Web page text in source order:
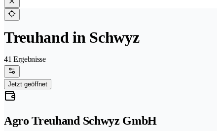
Treuhand in Schwyz
41 Ergebnisse
Jetzt geöffnet
Agro Treuhand Schwyz GmbH